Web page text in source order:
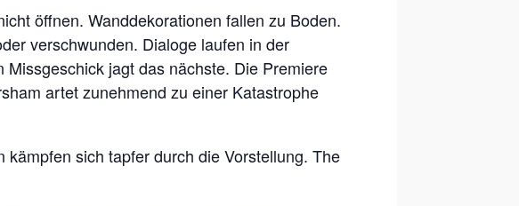
öffnen. Wanddekorationen fallen zu Boden.
verschwunden. Dialoge laufen in der
jagt das nächste. Die Premiere
artet zunehmend zu einer Katastrophe
kämpfen sich tapfer durch die Vorstellung. The